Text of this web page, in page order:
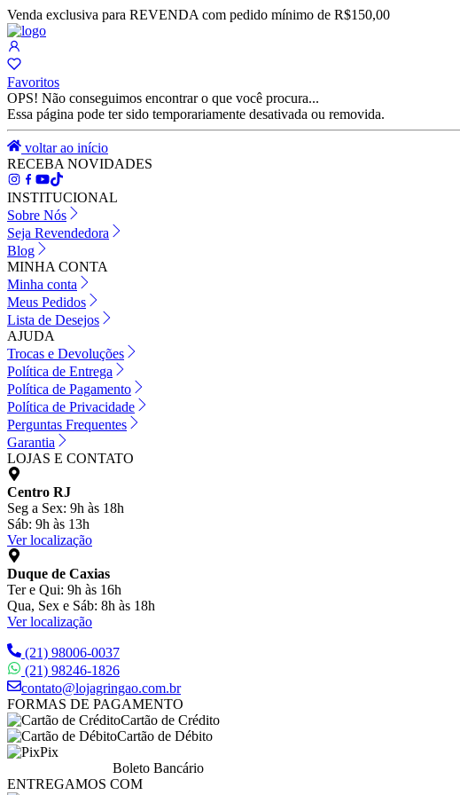
Venda exclusiva para REVENDA com pedido mínimo de R$150,00
Favoritos
OPS! Não conseguimos encontrar o que você procura...
Essa página pode ter sido temporariamente desativada ou removida.
voltar ao início
RECEBA NOVIDADES
INSTITUCIONAL
Sobre Nós
Seja Revendedora
Blog
MINHA CONTA
Minha conta
Meus Pedidos
Lista de Desejos
AJUDA
Trocas e Devoluções
Política de Entrega
Política de Pagamento
Política de Privacidade
Perguntas Frequentes
Garantia
LOJAS E CONTATO
Centro RJ
Seg a Sex: 9h às 18h
Sáb: 9h às 13h
Ver localização
Duque de Caxias
Ter e Qui: 9h às 16h
Qua, Sex e Sáb: 8h às 18h
Ver localização
(21) 98006-0037
(21) 98246-1826
contato@lojagringao.com.br
FORMAS DE PAGAMENTO
Cartão de Crédito
Cartão de Débito
Pix
Boleto Bancário
ENTREGAMOS COM